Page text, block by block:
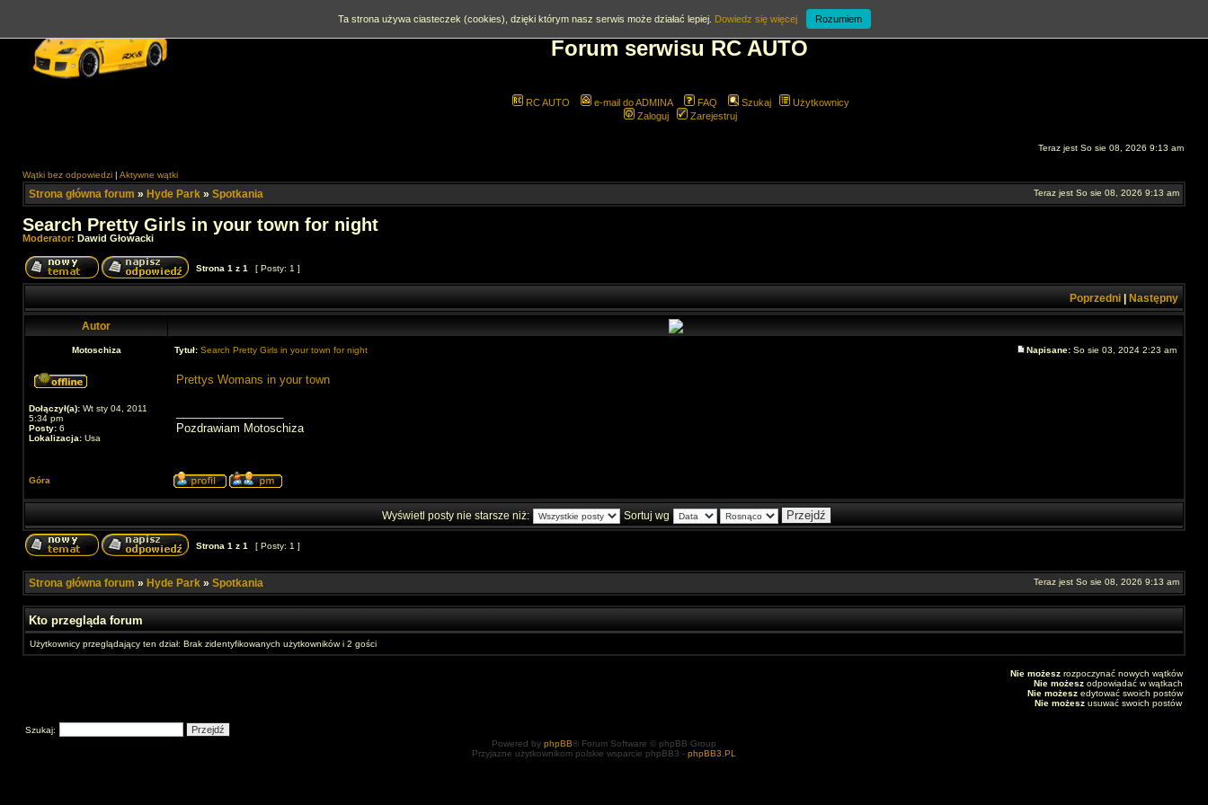
Forum serwisu RC AUTO
RC AUTO e-mail do ADMINA FAQ Szukaj
Użytkownicy
Zaloguj
Zarejestruj
Teraz jest So sie 08, 2026 9:13 am
Wątki bez odpowiedzi | Aktywne wątki
Strona główna forum » Hyde Park » Spotkania Teraz jest So sie 08, 2026 9:13 am
Search Pretty Girls in your town for night
Moderator: Dawid Głowacki
Strona 1 z 1 [ Posty: 1 ]
Poprzedni Następny
Autor
Motoschiza Tytuł: Search Pretty Girls in your town for night Napisane: So sie 03, 2024 2:23 am
Dołączył(a): Wt sty 04, 2011
5:34 pm
Posty: 6
Lokalizacja: Usa
Prettys Womans in your town
Pozdrawiam Motoschiza
Góra
Wyświetl posty nie starsze niż: Sortuj wg
Strona 1 z 1 [ Posty: 1 ]
Strona główna forum » Hyde Park » Spotkania Teraz jest So sie 08, 2026 9:13 am
Kto przegląda forum
Użytkownicy przeglądający ten dział: Brak zidentyfikowanych użytkowników i 2 gości
Nie możesz rozpoczynać nowych wątków
Nie możesz odpowiadać w wątkach
Nie możesz edytować swoich postów
Nie możesz usuwać swoich postów
Szukaj:
Powered by phpBB® Forum Software © phpBB Group
Przyjazne użytkownikom polskie wsparcie phpBB3 - phpBB3.PL
Ta strona używa ciasteczek (cookies), dzięki którym nasz serwis może działać lepiej. Dowiedz się więcej Rozumiem